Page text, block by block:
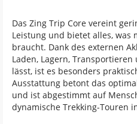
Das Zing Trip Core vereint
Leistung und bietet alles, was
braucht. Dank des externen
Laden, Lagern,
lässt, ist es besonders
Ausstattung betont das
und ist abgestimmt auf
dynamische Trekking-Touren